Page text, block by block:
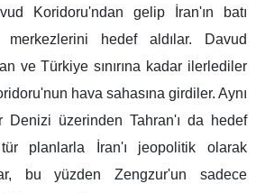
Koridoru'ndan gelip İran'ın batı
hedef aldılar. Davud
ve Türkiye sınırına kadar ilerlediler
hava sahasına girdiler. Aynı
Denizi üzerinden Tahran'ı da hedef
planlarla İran'ı jeopolitik olarak
bu yüzden Zengzur'un sadece